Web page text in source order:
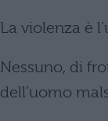
La violenza è
Nessuno, di
dell’uomo